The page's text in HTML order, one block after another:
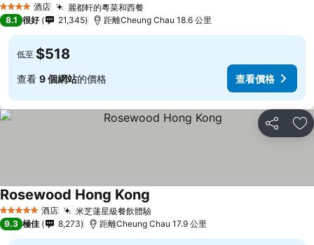
4 星級 酒店 麗都軒的粵菜和西餐
8.1 很好 21,345 距離Cheung Chau 18.6 公里
低至 $518
查看 9 個網站的價格 查看價格
分享 放
5 星級 酒店 米芝蓮星級餐飲體驗
Rosewood Hong Kong
9.3 極佳 8,273 距離Cheung Chau 17.9 公里